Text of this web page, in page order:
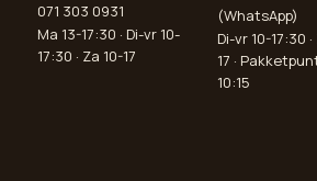
071 303 0931
Ma 13-17:30 · Di-vr 10-
17:30 · Za 10-17
(WhatsApp)
Di-vr 10-17:30
17 ·
10:15